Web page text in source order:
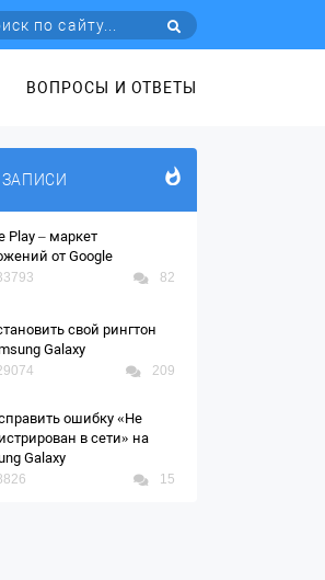
ВОПРОСЫ И ОТВЕТЫ
Play – маркет
от Google
82
свой рингтон
Galaxy
209
ошибку «Не
в сети» на
Galaxy
15